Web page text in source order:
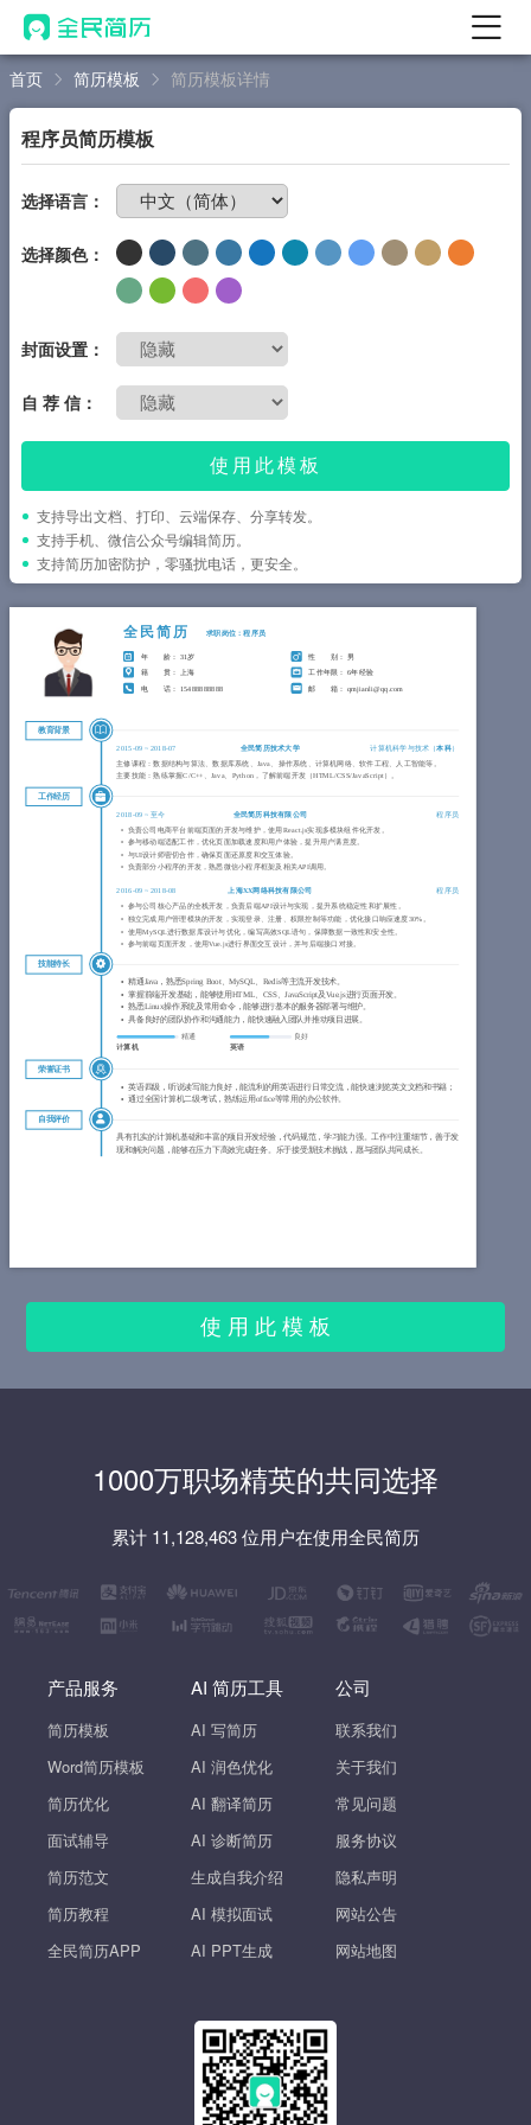
首页
AI 简历工具
AI 优化简历
AI 翻译简历
AI 诊断简历
AI 模拟面试
面试自我介绍
简历教程
登录 / 注册
首页 简历模板 简历模板详情
程序员简历模板
选择语言：
选择颜色：
封面设置：
自 荐 信：
使用此模板
支持导出文档、打印、云端保存、分享转发。
支持手机、微信公众号编辑简历。
支持简历加密防护，零骚扰电话，更安全。
全民简历 求职岗位：程序员
年 龄： 31岁 性 别 ： 男
籍 贯： 上海 工作年限 ： 6年经验
电 话： 15488888888 邮 箱 ： qmjianli@qq.com
教育背景
2015-09 ~ 2018-07 全民简历技术大学 计算机科学与技术（本科）
主修课程：数据结构与算法、数据库系统、Java、操作系统、计算机网络、软件工程、人工智能等。
主要技能：熟练掌握C/C++、Java、Python，了解前端开发（HTML/CSS/JavaScript）。
工作经历
2018-09 ~ 至今 全民简历科技有限公司 程序员
负责公司电商平台前端页面的开发与维护，使用React.js实现多模块组件化开发。
参与移动端适配工作，优化页面加载速度和用户体验，提升用户满意度。
与UI设计师密切合作，确保页面还原度和交互体验。
负责部分小程序的开发，熟悉微信小程序框架及相关API调用。
2016-09 ~ 2018-08 上海XX网络科技有限公司
程序员
参与公司核心产品的全栈开发，负责后端API设计与实现，提升系统稳定性和扩展性。
独立完成用户管理模块的开发，实现登录、注册、权限控制等功能，优化接口响应速度30%。
使用MySQL进行数据库设计与优化，编写高效SQL语句，保障数据一致性和安全性。
参与前端页面开发，使用Vue.js进行界面交互设计，并与后端接口对接。
技能特长
精通Java，熟悉Spring Boot、MySQL、Redis等主流开发技术。
掌握前端开发基础，能够使用HTML、CSS、JavaScript及Vue.js进行页面开发。
熟悉Linux操作系统及常用命令，能够进行基本的服务器部署与维护。
具备良好的团队协作和沟通能力，能快速融入团队并推动项目进展。
计算机
精通
英语
良好
荣誉证书
英语四级，听说读写能力良好，能流利的用英语进行日常交流，能快速浏览英文文档和书籍；
通过全国计算机二级考试，熟练运用office等常用的办公软件。
自我评价
具有扎实的计算机基础和丰富的项目开发经验，代码规范，学习能力强。工作中注重细节，善于发
现和解决问题，能够在压力下高效完成任务。乐于接受新技术挑战，愿与团队共同成长。
使 用 此 模 板
1000万职场精英的共同选择
累计 11,128,463 位用户在使用全民简历
产品服务
简历模板
Word简历模板
简历优化
面试辅导
简历范文
简历教程
全民简历APP
AI 简历工具
AI 写简历
AI 润色优化
AI 翻译简历
AI 诊断简历
生成自我介绍
AI 模拟面试
AI PPT生成
公司
联系我们
关于我们
常见问题
服务协议
隐私声明
网站公告
网站地图